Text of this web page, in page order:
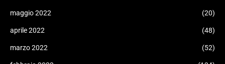
maggio 2022 (20)
aprile 2022 (48)
marzo 2022 (52)